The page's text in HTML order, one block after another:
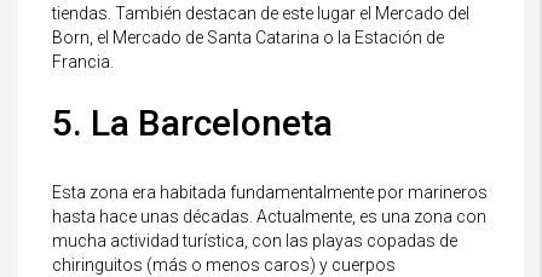
tiendas. También destacan de este lugar el Mercado del
Born, el Mercado de Santa Catarina o la Estación de
Francia.
5. La Barceloneta
Esta zona era habitada fundamentalmente por marineros
hasta hace unas décadas. Actualmente, es una zona con
mucha actividad turística, con las playas copadas de
chiringuitos (más o menos caros) y cuerpos